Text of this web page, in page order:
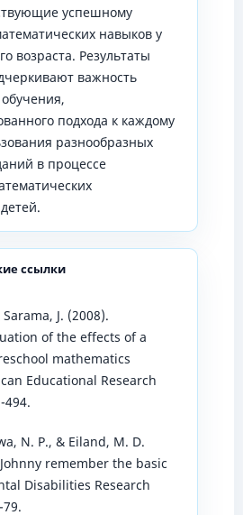
успешному
навыков у
возраста. Результаты
важность
подхода к каждому
разнообразных
в процессе
ссылки
J. (2008).
of the effects of a
mathematics
Educational Research
494.
N. P., & Eiland, M. D.
remember the basic
Disabilities Research